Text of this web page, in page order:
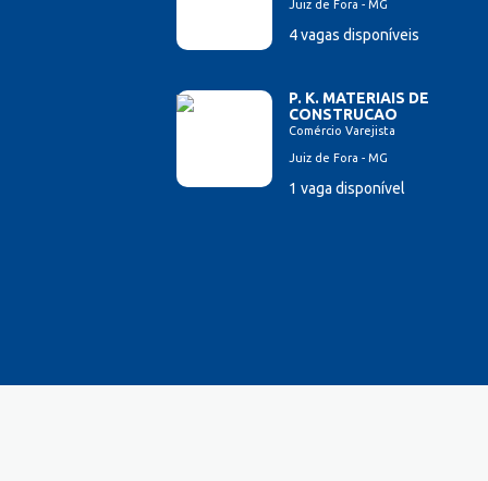
Farmacêutico
Financeiro/Auxiliar Financeiro
Garagista
Juiz de Fora - MG
4 vagas disponíveis
P. K. MATERIAIS DE
CONSTRUCAO
Comércio Varejista
Juiz de Fora - MG
1 vaga disponível